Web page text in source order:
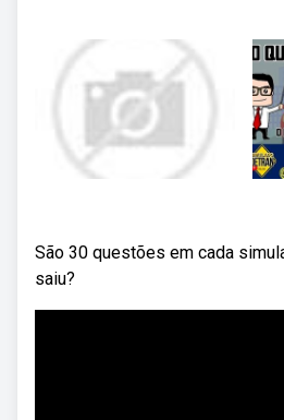
São 30 questões em cada
saiu?